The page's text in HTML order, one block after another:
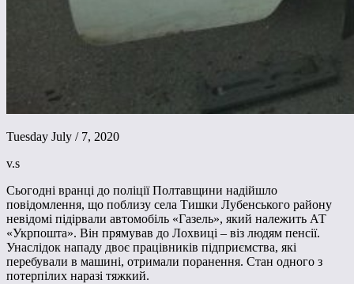
Tuesday July / 7, 2020
v.s
Сьогодні вранці до поліції Полтавщини надійшло
повідомлення, що поблизу села Тишки Лубенського району
невідомі підірвали автомобіль «Газель», який належить АТ
«Укрпошта». Він прямував до Лохвиці – віз людям пенсії.
Унаслідок нападу двоє працівників підприємства, які
перебували в машині, отримали поранення. Стан одного з
потерпілих наразі тяжкий.